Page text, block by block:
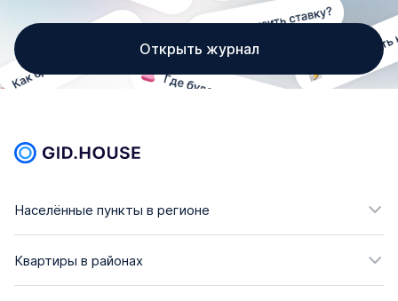
Открыть журнал
Населённые пункты в регионе
Квартиры в районах